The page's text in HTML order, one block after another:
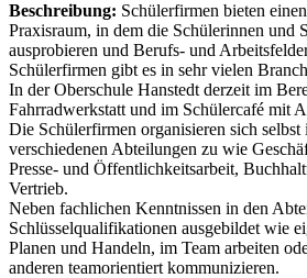
Beschreibung: Schülerfirmen bieten
Praxisraum, in dem die Schülerinnen und
ausprobieren und Berufs- und
Schülerfirmen gibt es in sehr vielen
In der Oberschule Hanstedt derzeit im
Fahrradwerkstatt und im Schülercafé mit
Die Schülerfirmen organisieren sich selbst
verschiedenen Abteilungen zu wie
Presse- und Öffentlichkeitsarbeit,
Vertrieb.
Neben fachlichen Kenntnissen in den
Schlüsselqualifikationen ausgebildet wie
Planen und Handeln, im Team arbeiten
anderen teamorientiert kommunizieren.